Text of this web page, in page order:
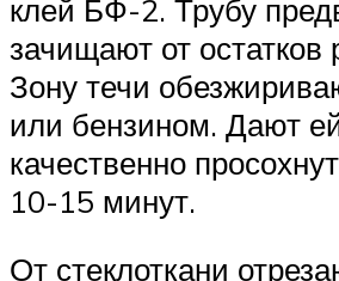
клей БФ-2. Трубу
зачищают от остатков
Зону течи
или бензином. Дают
качественно
10-15 минут.
От стеклоткани